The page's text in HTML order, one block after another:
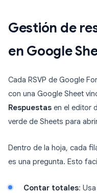
Gestión de
en Google
Cada RSVP de Google
con una Google Sheet
Respuestas en el editor
verde de Sheets para
Dentro de la hoja, cada
es una pregunta. Esto
Contar totales: Usa